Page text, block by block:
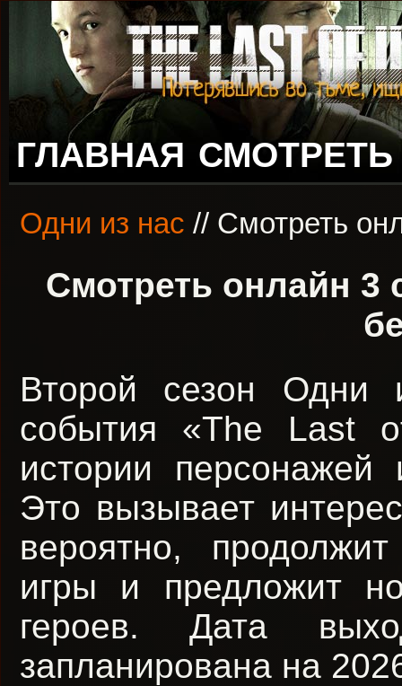
ГЛАВНАЯ
Одни из нас // Смотреть
Смотреть онлайн 3
Второй сезон Одни
события «The Last
истории персонажей
Это вызывает
вероятно,
игры и предложит
героев. Дата
запланирована на